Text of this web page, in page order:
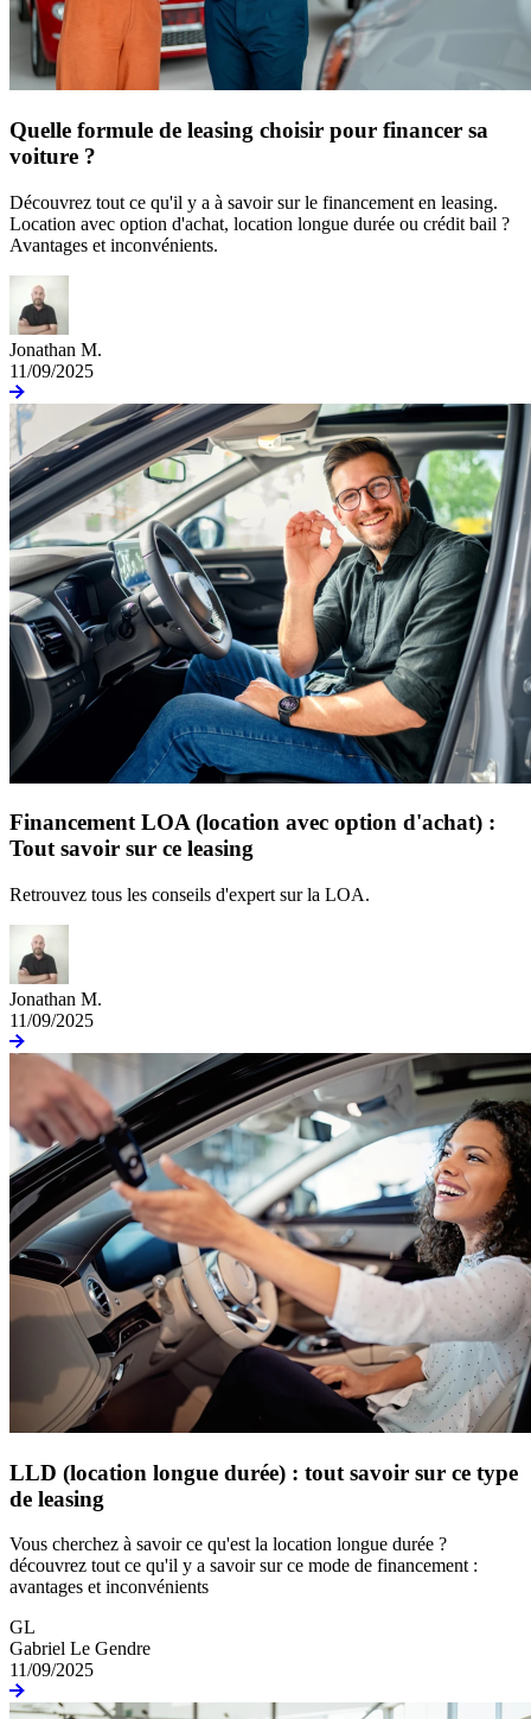
Quelle formule de leasing choisir pour financer sa
voiture ?
Découvrez tout ce qu'il y a à savoir sur le financement en leasing.
Location avec option d'achat, location longue durée ou crédit bail ?
Avantages et inconvénients.
Jonathan M.
11/09/2025
Financement LOA (location avec option d'achat) :
Tout savoir sur ce leasing
Retrouvez tous les conseils d'expert sur la LOA.
Jonathan M.
11/09/2025
LLD (location longue durée) : tout savoir sur ce type
de leasing
Vous cherchez à savoir ce qu'est la location longue durée ?
découvrez tout ce qu'il y a savoir sur ce mode de financement :
avantages et inconvénients
GL
Gabriel Le Gendre
11/09/2025